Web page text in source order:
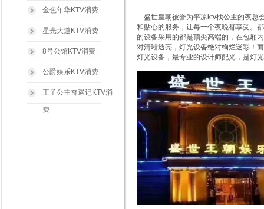
盛世皇朝被誉为平凉ktv找公主的夜总
和贴心的服务，让每一个夜晚都享受。
的设备采用的都是顶尖高端的，在包厢
对清晰透亮，灯光设备绝对绚烂迷彩！
灯光设备，最专业的设计师配光，是灯
金色年华KTV消费
星光大道KTV消费
8号公馆KTV消费
公爵娱乐KTV消费
王子公主奇遇记KTV消
费